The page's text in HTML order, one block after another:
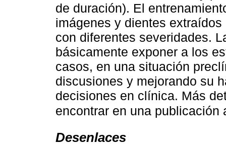
de duración). El
imágenes y dientes
con diferentes severidades.
básicamente exponer a los
casos, en una situación
discusiones y mejorando su
decisiones en clínica. Más
encontrar en una publicación
Desenlaces